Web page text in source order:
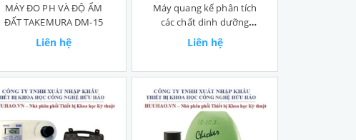
MÁY ĐO PH VÀ ĐỘ ẨM
ĐẤT TAKEMURA DM-15
Liên hệ
Máy quang kế phân tích
các chất dinh dưỡng
Hanna HI83225-02
Liên hệ